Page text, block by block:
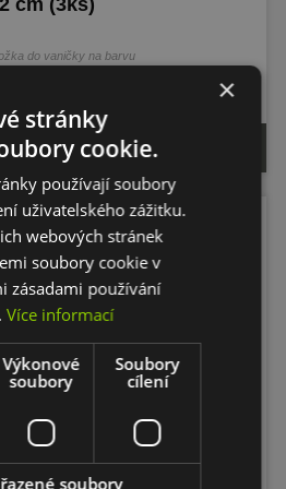
do vaničky na barvu
ČERNÝ
×
stránky
cookie.
používají soubory
uživatelského zážitku.
webových stránek
soubory cookie v
zásadami používání
Více informací
Výkonové
soubory
Soubory
cílení
soubory